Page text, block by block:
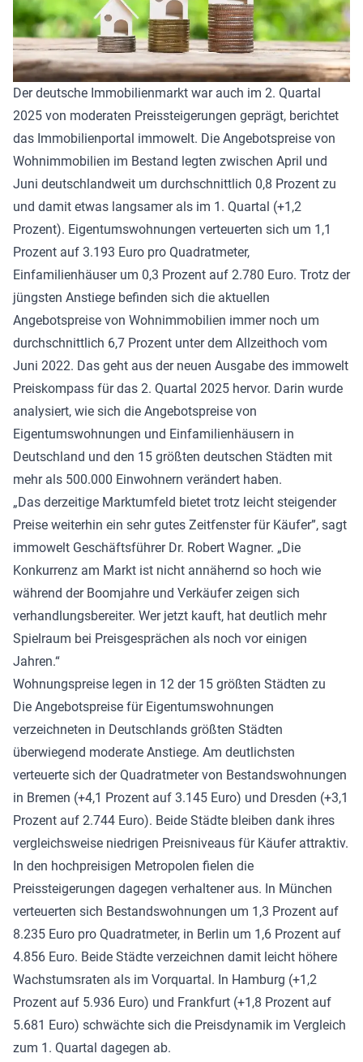
Der deutsche Immobilienmarkt war auch im 2. Quartal
2025 von moderaten Preissteigerungen geprägt, berichtet
das Immobilienportal immowelt. Die Angebotspreise von
Wohnimmobilien im Bestand legten zwischen April und
Juni deutschlandweit um durchschnittlich 0,8 Prozent zu
und damit etwas langsamer als im 1. Quartal (+1,2
Prozent). Eigentumswohnungen verteuerten sich um 1,1
Prozent auf 3.193 Euro pro Quadratmeter,
Einfamilienhäuser um 0,3 Prozent auf 2.780 Euro. Trotz der
jüngsten Anstiege befinden sich die aktuellen
Angebotspreise von Wohnimmobilien immer noch um
durchschnittlich 6,7 Prozent unter dem Allzeithoch vom
Juni 2022. Das geht aus der neuen Ausgabe des immowelt
Preiskompass für das 2. Quartal 2025 hervor. Darin wurde
analysiert, wie sich die Angebotspreise von
Eigentumswohnungen und Einfamilienhäusern in
Deutschland und den 15 größten deutschen Städten mit
mehr als 500.000 Einwohnern verändert haben.
„Das derzeitige Marktumfeld bietet trotz leicht steigender
Preise weiterhin ein sehr gutes Zeitfenster für Käufer”, sagt
immowelt Geschäftsführer Dr. Robert Wagner. „Die
Konkurrenz am Markt ist nicht annähernd so hoch wie
während der Boomjahre und Verkäufer zeigen sich
verhandlungsbereiter. Wer jetzt kauft, hat deutlich mehr
Spielraum bei Preisgesprächen als noch vor einigen
Jahren.“
Wohnungspreise legen in 12 der 15 größten Städten zu
Die Angebotspreise für Eigentumswohnungen
verzeichneten in Deutschlands größten Städten
überwiegend moderate Anstiege. Am deutlichsten
verteuerte sich der Quadratmeter von Bestandswohnungen
in Bremen (+4,1 Prozent auf 3.145 Euro) und Dresden (+3,1
Prozent auf 2.744 Euro). Beide Städte bleiben dank ihres
vergleichsweise niedrigen Preisniveaus für Käufer attraktiv.
In den hochpreisigen Metropolen fielen die
Preissteigerungen dagegen verhaltener aus. In München
verteuerten sich Bestandswohnungen um 1,3 Prozent auf
8.235 Euro pro Quadratmeter, in Berlin um 1,6 Prozent auf
4.856 Euro. Beide Städte verzeichnen damit leicht höhere
Wachstumsraten als im Vorquartal. In Hamburg (+1,2
Prozent auf 5.936 Euro) und Frankfurt (+1,8 Prozent auf
5.681 Euro) schwächte sich die Preisdynamik im Vergleich
zum 1. Quartal dagegen ab.